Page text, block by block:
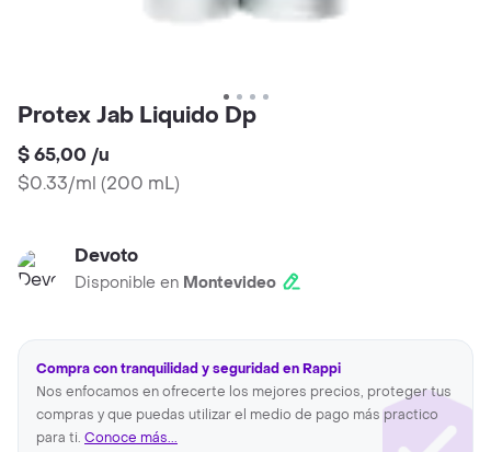
Protex Jab Liquido Dp
$ 65,00 /u
$0.33/ml (200 mL)
Devoto
Disponible en Montevideo
Compra con tranquilidad y seguridad en Rappi
Nos enfocamos en ofrecerte los mejores precios, proteger tus
compras y que puedas utilizar el medio de pago más practico
para ti. Conoce más...